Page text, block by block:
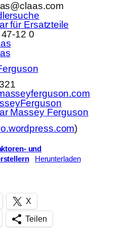
für Ersatzteile
12 0
Massey Ferguson
)
und
Herunterladen
X
Teilen